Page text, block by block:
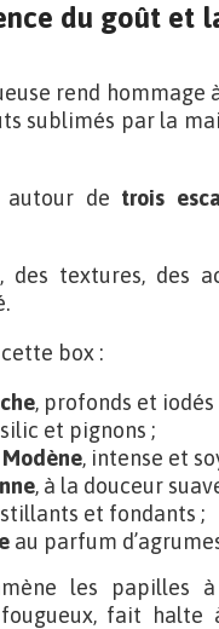
du goût et
rend hommage
sublimés par la
autour de trois
des textures, des
box :
, profonds et iodés
et pignons ;
, intense et
, à la douceur
et fondants ;
au parfum
les papilles
fait halte